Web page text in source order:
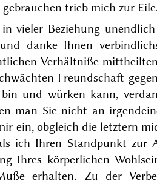
trieb mich zur
vieler Beziehung
danke Ihnen
Verhältniße
Freundschaft
und würken kann,
man Sie nicht an
ein, obgleich die letztern
ich Ihren Standpunkt zur
Ihres körperlichen
erhalten. Zu der